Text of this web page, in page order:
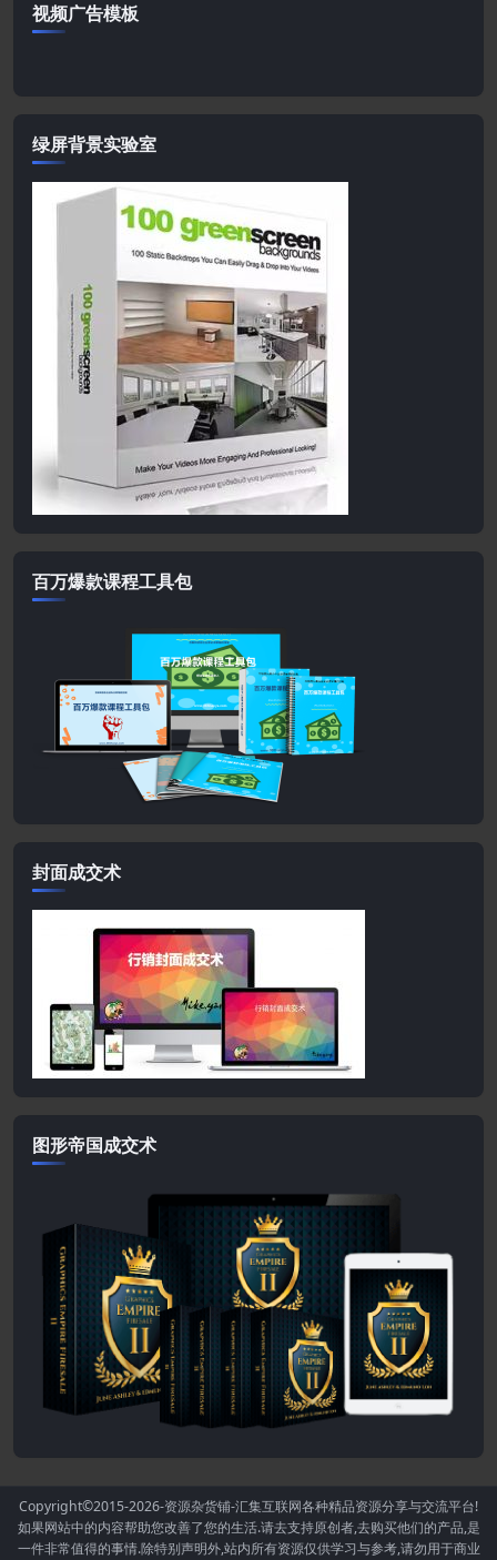
视频广告模板
绿屏背景实验室
百万爆款课程工具包
封面成交术
图形帝国成交术
Copyright©2015-2026-资源杂货铺-汇集互联网各种精品资源分享与交流平台!
如果网站中的内容帮助您改善了您的生活.请去支持原创者,去购买他们的产品,是
一件非常值得的事情.除特别声明外,站内所有资源仅供学习与参考,请勿用于商业